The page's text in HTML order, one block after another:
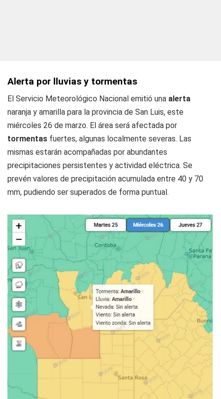
Alerta por lluvias y tormentas
El Servicio Meteorológico Nacional emitió una alerta
naranja y amarilla para la provincia de San Luis, este
miércoles 26 de marzo. El área será afectada por
tormentas fuertes, algunas localmente severas. Las
mismas estarán acompañadas por abundantes
precipitaciones persistentes y actividad eléctrica. Se
prevén valores de precipitación acumulada entre 40 y 70
mm, pudiendo ser superados de forma puntual.